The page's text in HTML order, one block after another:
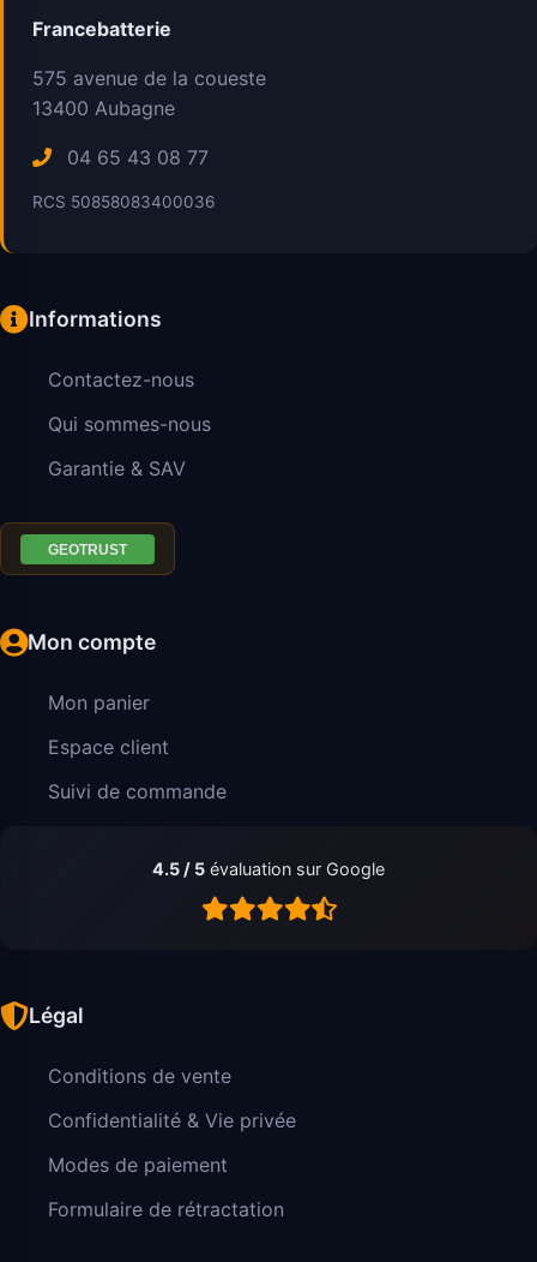
Francebatterie
575 avenue de la coueste
13400 Aubagne
04 65 43 08 77
RCS 50858083400036
Informations
Contactez-nous
Qui sommes-nous
Garantie & SAV
Mon compte
Mon panier
Espace client
Suivi de commande
4.5 / 5 évaluation sur Google
Légal
Conditions de vente
Confidentialité & Vie privée
Modes de paiement
Formulaire de rétractation